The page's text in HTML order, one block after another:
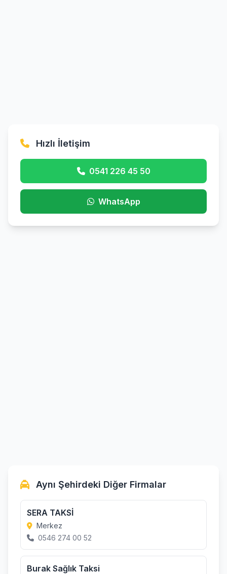
Hızlı İletişim
0541 226 45 50
WhatsApp
Aynı Şehirdeki Diğer Firmalar
SERA TAKSİ
Merkez
0546 274 00 52
Burak Sağlık Taksi